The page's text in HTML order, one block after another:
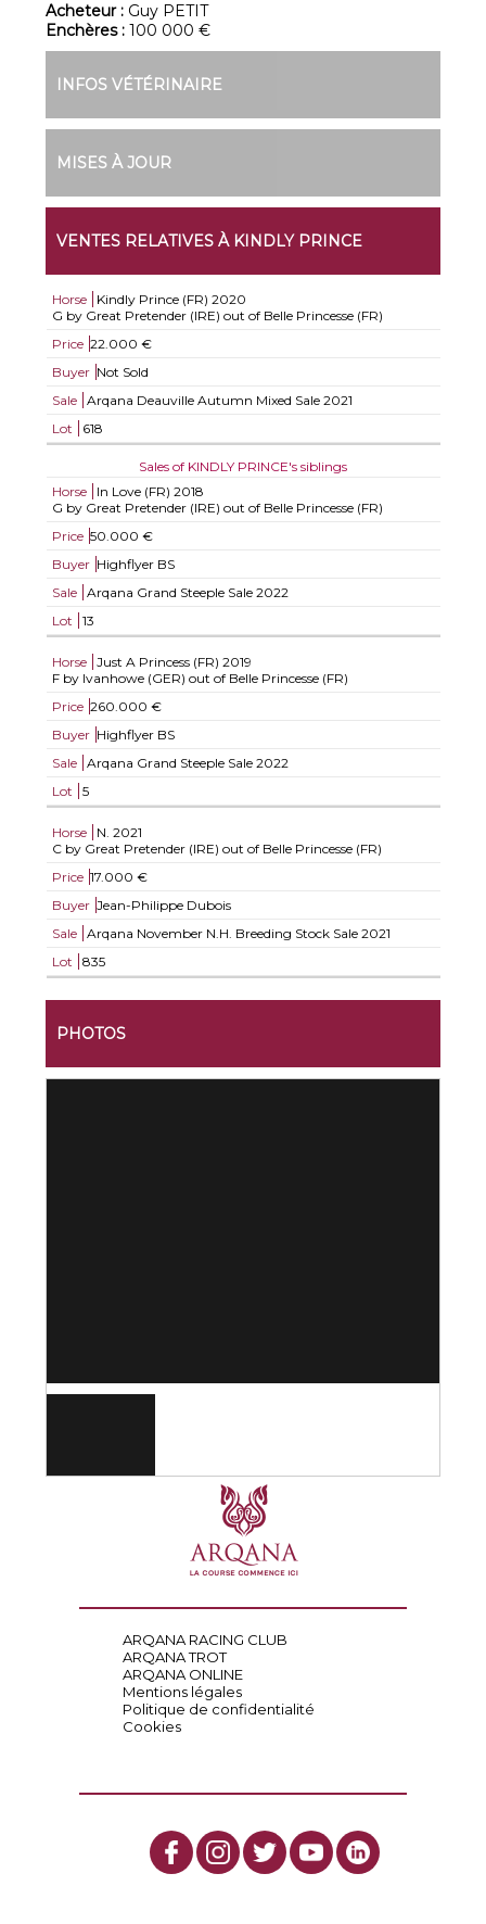
Acheteur : Guy PETIT
Enchères :100 000 €
INFOS VÉTÉRINAIRE
MISES À JOUR
VENTES RELATIVES À KINDLY PRINCE
Horse Kindly Prince (FR) 2020
G by Great Pretender (IRE) out of Belle Princesse (FR)
Price 22.000 €
Buyer Not Sold
Sale
Arqana Deauville Autumn Mixed Sale 2021
Lot
618
Sales of KINDLY PRINCE's siblings
Horse
In Love (FR) 2018
G by Great Pretender (IRE) out of Belle Princesse (FR)
Price 50.000 €
Buyer Highflyer BS
Sale
Arqana Grand Steeple Sale 2022
Lot
13
Horse Just A Princess (FR) 2019
F by Ivanhowe (GER) out of Belle Princesse (FR)
Price 260.000 €
Buyer Highflyer BS
Sale
Arqana Grand Steeple Sale 2022
Lot
5
Horse N. 2021
C by Great Pretender (IRE) out of Belle Princesse (FR)
Price 17.000 €
Buyer Jean-Philippe Dubois
Sale
Arqana November N.H. Breeding Stock Sale 2021
Lot
835
PHOTOS
ARQANA RACING CLUB
ARQANA TROT
ARQANA ONLINE
Mentions légales
Politique de confidentialité
Cookies